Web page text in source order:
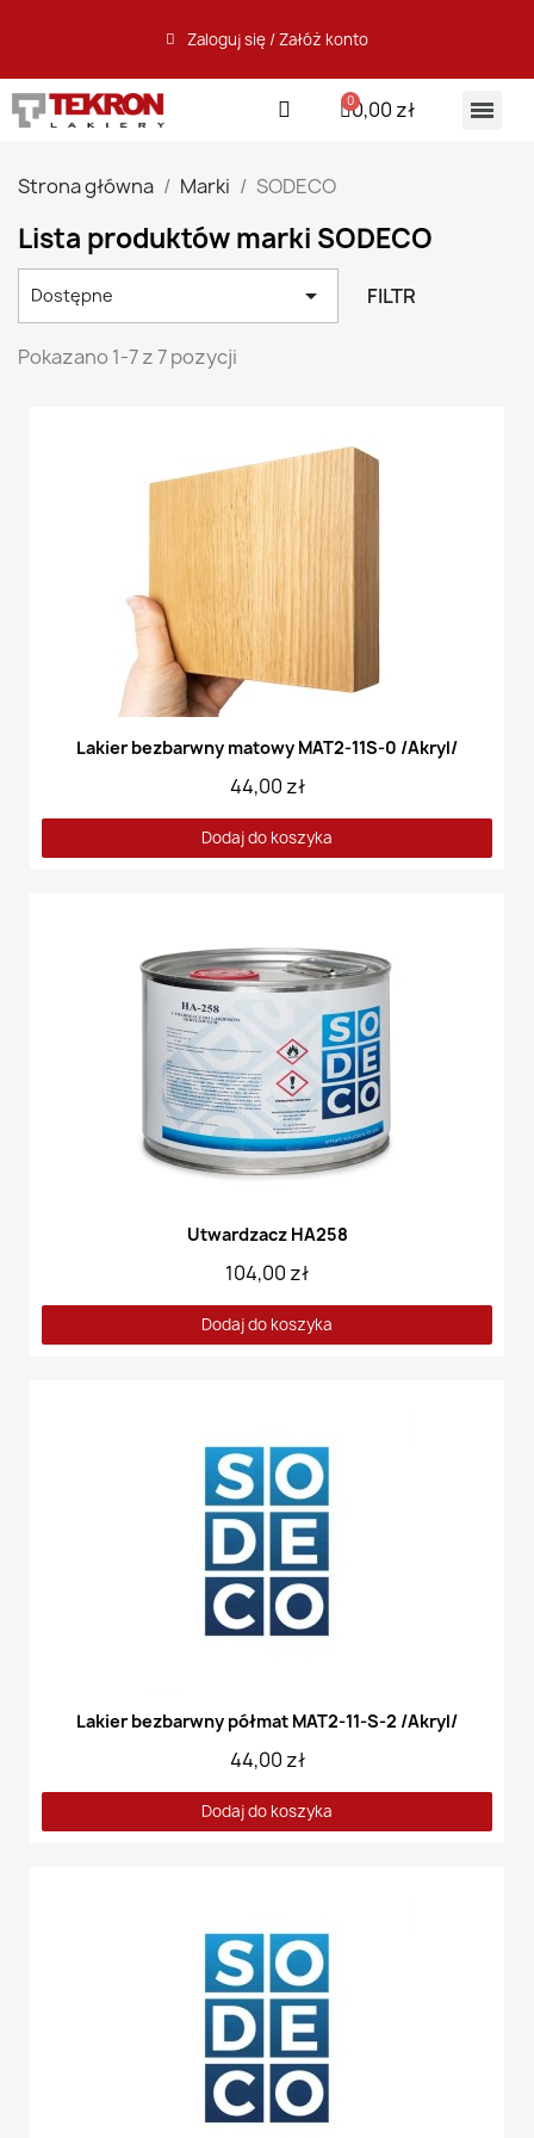
Zaloguj się / Załóż konto
0,00 zł
Strona główna Marki SODECO
Lista produktów marki SODECO
Dostępne  FILTR
Pokazano 1-7 z 7 pozycji
Lakier bezbarwny matowy MAT2-11S-0 /Akryl/
44,00 zł
Dodaj do koszyka
Utwardzacz HA258
104,00 zł
Dodaj do koszyka
Lakier bezbarwny półmat MAT2-11-S-2 /Akryl/
44,00 zł
Dodaj do koszyka